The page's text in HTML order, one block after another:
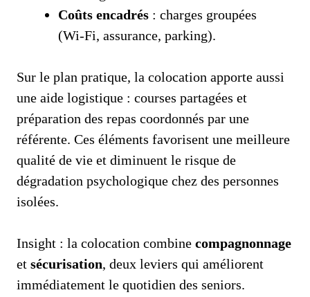
Coûts encadrés : charges groupées
(Wi‑Fi, assurance, parking).
Sur le plan pratique, la colocation apporte aussi
une aide logistique : courses partagées et
préparation des repas coordonnés par une
référente. Ces éléments favorisent une meilleure
qualité de vie et diminuent le risque de
dégradation psychologique chez des personnes
isolées.
Insight : la colocation combine compagnonnage
et sécurisation, deux leviers qui améliorent
immédiatement le quotidien des seniors.